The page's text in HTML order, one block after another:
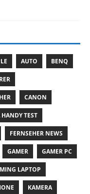
AUTO BENQ
CANON
TEST
FERNSEHER NEWS
GAMER GAMER PC
LAPTOP
KAMERA